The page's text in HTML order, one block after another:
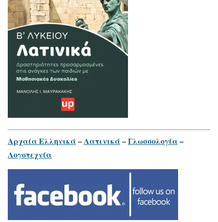
Αρχαία Ελληνικά–Λατινικά–Γλωσσολογία–
Λογοτεχνία